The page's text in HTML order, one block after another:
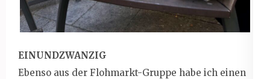
EINUNDZWANZIG
Ebenso aus der Flohmarkt-Gruppe habe ich einen